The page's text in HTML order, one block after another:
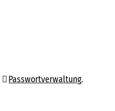
Passwortverwaltung.